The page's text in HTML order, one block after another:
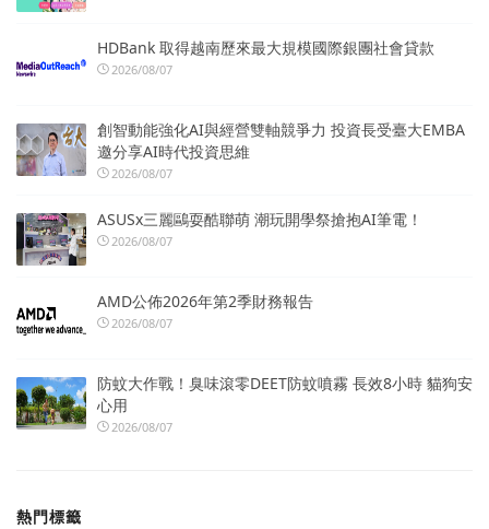
HDBank 取得越南歷來最大規模國際銀團社會貸款
2026/08/07
創智動能強化AI與經營雙軸競爭力 投資長受臺大EMBA
邀分享AI時代投資思維
2026/08/07
ASUSx三麗鷗耍酷聯萌 潮玩開學祭搶抱AI筆電！
2026/08/07
AMD公佈2026年第2季財務報告
2026/08/07
防蚊大作戰！臭味滾零DEET防蚊噴霧 長效8小時 貓狗安
心用
2026/08/07
熱門標籤